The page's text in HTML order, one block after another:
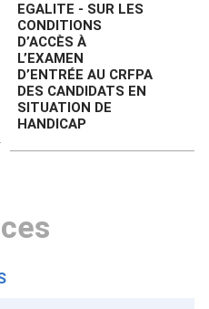
EGALITE - SUR LES
CONDITIONS
D’ACCÈS À
L’EXAMEN
D’ENTRÉE AU CRFPA
DES CANDIDATS EN
SITUATION DE
HANDICAP